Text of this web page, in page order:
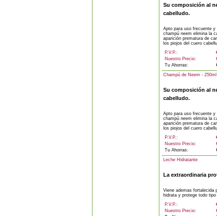
Su composición al
cabelludo.
Apto para uso frecuente
champú neem elimina la
aparición prematura de
los piojos del cuero
P.V.P.:
Nuestro Precio:
Tu Ahorras:
Champú de Neem - 250ml
Su composición al
cabelludo.
Apto para uso frecuente
champú neem elimina la
aparición prematura de
los piojos del cuero
P.V.P.:
Nuestro Precio:
Tu Ahorras:
Leche Hidratante
La extraordinaria
Viene ademas fortalecida
hidrata y protege todo
P.V.P.:
Nuestro Precio: